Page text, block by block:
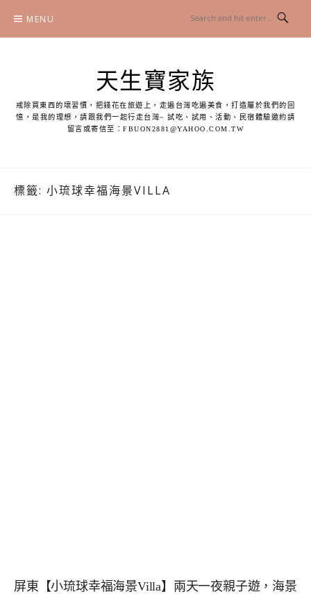
content
MENU
天生寶家族
戒除買東西的壞習慣，把錢花在旅遊上，走遍台灣吃遍美食，打造屬於我們的回
憶，是我的理想，請跟我們一起行走台灣~ 試吃、試用、活動、民宿體驗邀約請
留言或寄信至：FBUON2881@YAHOO.COM.TW
標籤: 小琉球幸福海景VILLA
屏東【小琉球幸福海景Villa】兩天一夜親子遊，海景